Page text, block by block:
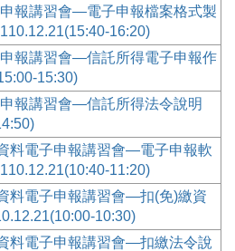
報講習會—電子申報檔案格式製
16:20)
報講習會—信託所得電子申報作
15:30)
報講習會—信託所得法令說明
料電子申報講習會—電子申報軟
11:20)
料電子申報講習會—扣(免)繳資
10:30)
料電子申報講習會—扣繳法令說